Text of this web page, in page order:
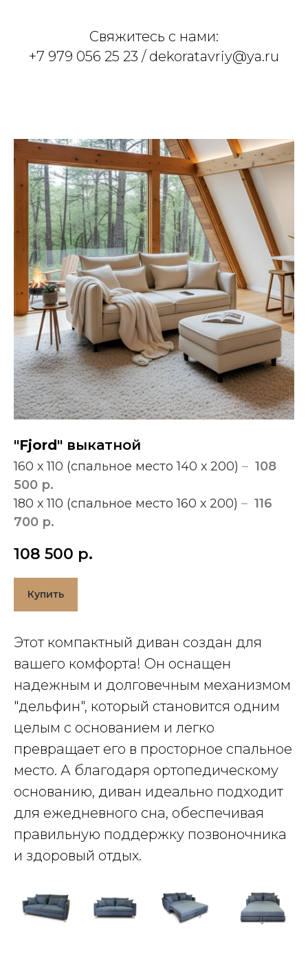
Свяжитесь с нами:
+7 979 056 25 23 / dekoratavriy@ya.ru
"Fjord" выкатной
160 х 110 (спальное место 140 х 200) – 108
500 р.
180 х 110 (спальное место 160 х 200) – 116
700 р.
108 500 р.
Купить
Этот компактный диван создан для
вашего комфорта! Он оснащен
надежным и долговечным механизмом
"дельфин", который становится одним
целым с основанием и легко
превращает его в просторное спальное
место. А благодаря ортопедическому
основанию, диван идеально подходит
для ежедневного сна, обеспечивая
правильную поддержку позвоночника
и здоровый отдых.